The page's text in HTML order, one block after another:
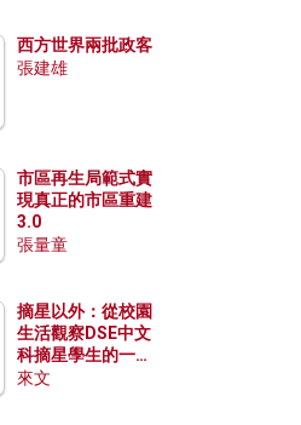
西方世界兩批政客
張建雄
市區再生局範式實
現真正的市區重建
3.0
張量童
摘星以外：從校園
生活觀察DSE中文
科摘星學生的一點
特質
來文